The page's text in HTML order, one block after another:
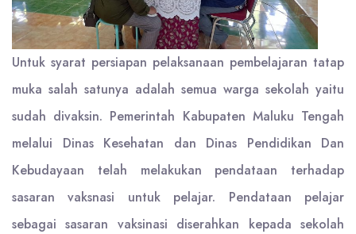
Untuk syarat persiapan pelaksanaan pembelajaran tatap
muka salah satunya adalah semua warga sekolah yaitu
sudah divaksin. Pemerintah Kabupaten Maluku Tengah
melalui Dinas Kesehatan dan Dinas Pendidikan Dan
Kebudayaan telah melakukan pendataan terhadap
sasaran vaksnasi untuk pelajar. Pendataan pelajar
sebagai sasaran vaksinasi diserahkan kepada sekolah